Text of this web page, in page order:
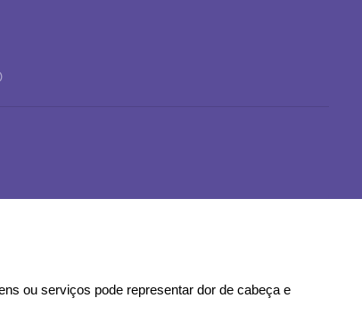
ou serviços pode representar dor de cabeça e